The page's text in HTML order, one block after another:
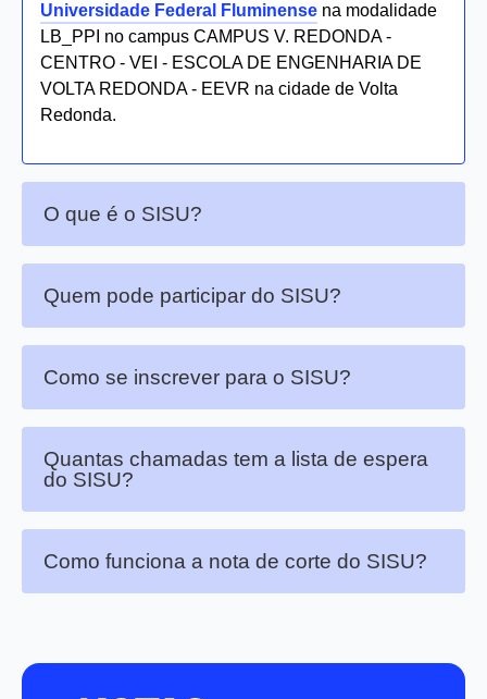
Universidade Federal Fluminense na modalidade
LB_PPI no campus CAMPUS V. REDONDA -
CENTRO - VEI - ESCOLA DE ENGENHARIA DE
VOLTA REDONDA - EEVR na cidade de Volta
Redonda.
O que é o SISU?
Quem pode participar do SISU?
Como se inscrever para o SISU?
Quantas chamadas tem a lista de espera
do SISU?
Como funciona a nota de corte do SISU?